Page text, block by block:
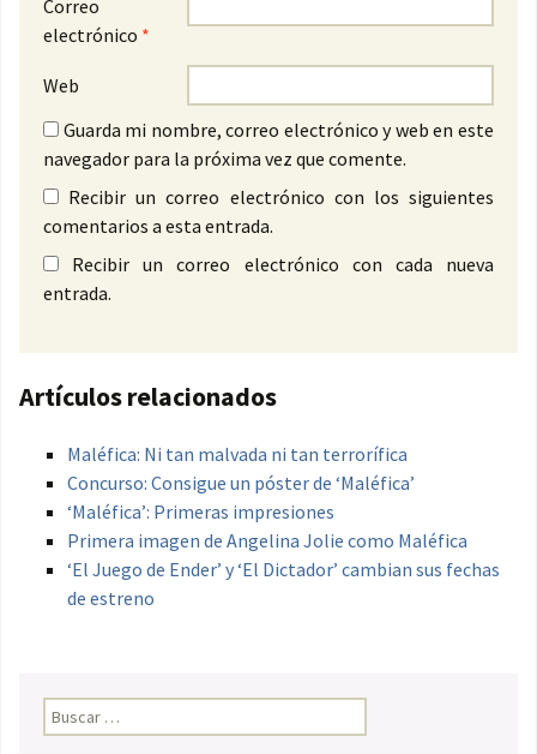
Correo
electrónico *
Web
Guarda mi nombre, correo electrónico y web en este
navegador para la próxima vez que comente.
Recibir un correo electrónico con los siguientes
comentarios a esta entrada.
Recibir un correo electrónico con cada nueva
entrada.
Artículos relacionados
Maléfica: Ni tan malvada ni tan terrorífica
Concurso: Consigue un póster de ‘Maléfica’
‘Maléfica’: Primeras impresiones
Primera imagen de Angelina Jolie como Maléfica
‘El Juego de Ender’ y ‘El Dictador’ cambian sus fechas
de estreno
Buscar: